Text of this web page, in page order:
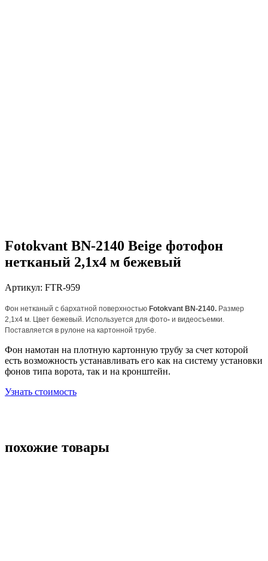
Fotokvant BN-2140 Beige фотофон
нетканый 2,1х4 м бежевый
Артикул: FTR-959
Фон нетканый с бархатной поверхностью Fotokvant BN-2140. Размер
2,1х4 м. Цвет бежевый. Используется для фото- и видеосъемки.
Поставляется в рулоне на картонной трубе.
Фон намотан на плотную картонную трубу за счет которой
есть возможность устанавливать его как на систему установки
фонов типа ворота, так и на кронштейн.
Узнать стоимость
похожие товары